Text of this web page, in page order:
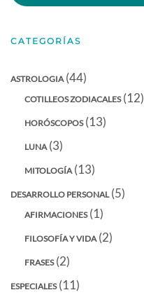
electrónico
CATEGORÍAS
ASTROLOGIA (44)
COTILLEOS ZODIACALES(12)
HORÓSCOPOS(13)
LUNA (3)
MITOLOGÍA (13)
DESARROLLO PERSONAL(5)
AFIRMACIONES(1)
FILOSOFÍA Y VIDA (2)
FRASES(2)
ESPECIALES(11)